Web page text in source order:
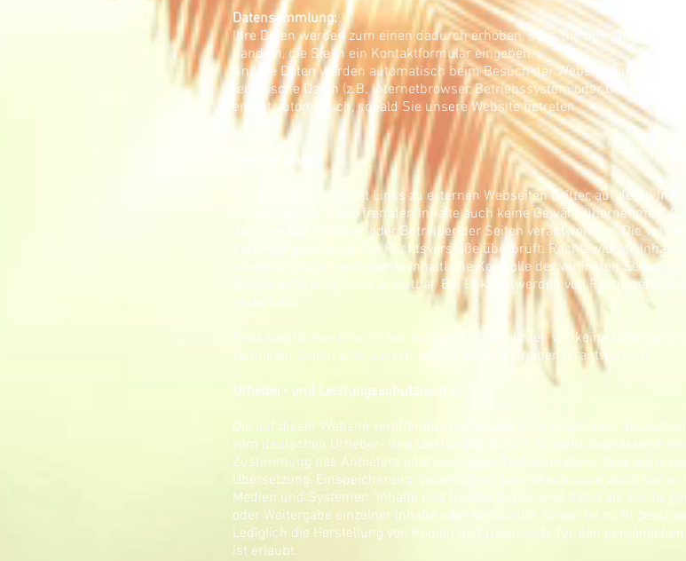
Datensammlung:
Ihre Daten werden zum einen dadurch erhoben, dass Sie uns diese
handeln, die Sie in ein Kontaktformular eingeben.
Andere Daten werden automatisch beim Besuch der Website durch
technische Daten (z.B. Internetbrowser, Betriebssystem oder Uhrzeit des
erfolgt automatisch, sobald Sie unsere Website betreten.
Externe Links:
Unser Angebot enthält Links zu externen Webseiten Dritter, auf deren
können wir für diese fremden Inhalte auch keine Gewähr übernehmen.
der jeweilige Anbieter oder Betreiber der Seiten verantwortlich. Die
Verlinkung auf mögliche Rechtsverstöße überprüft. Rechtswidrige
erkennbar. Eine permanente inhaltliche Kontrolle der verlinkten Seiten
Rechtsverletzung nicht zumutbar. Bei Bekanntwerden von
entfernen.
Trotz sorgfältiger inhaltlicher Kontrolle übernehmen wir keine Haftung
verlinkten Seiten sind ausschließlich deren Betreiber verantwortlich.
Urheber- und Leistungsschutzrechte:
Die auf dieser Website veröffentlichten Inhalte unterliegen dem
vom deutschen Urheber- und Leistungsschutzrecht nicht zugelassene
Zustimmung des Anbieters oder jeweiligen Rechteinhabers. Dies gilt
Übersetzung, Einspeicherung, Verarbeitung bzw. Wiedergabe von
Medien und Systemen. Inhalte und Rechte Dritter sind dabei als solche
oder Weitergabe einzelner Inhalte oder kompletter Seiten ist nicht
Lediglich die Herstellung von Kopien und Downloads für den
ist erlaubt.